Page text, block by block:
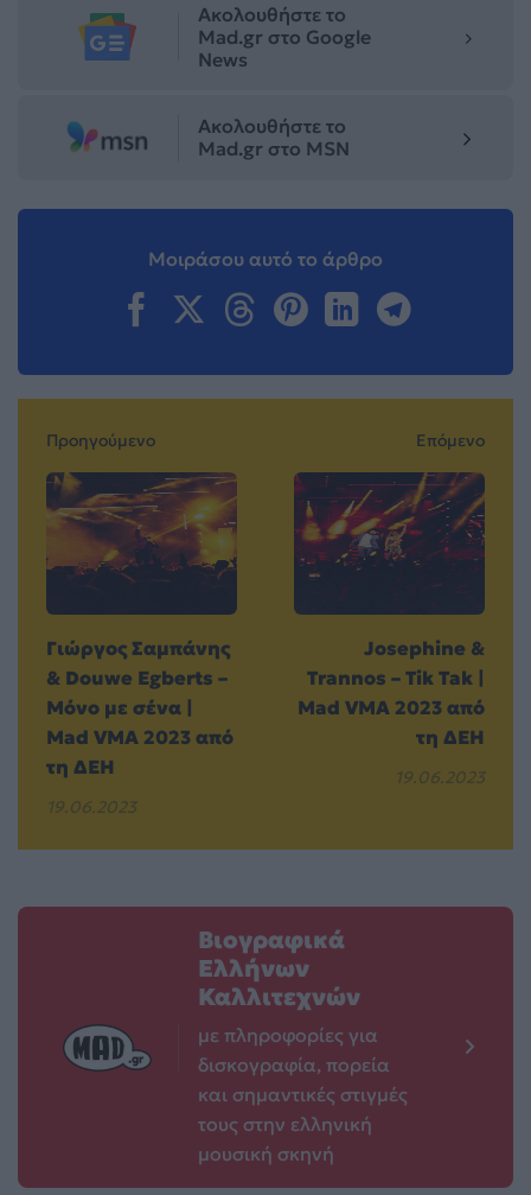
Ακολουθήστε το
Mad.gr στο Google
News
Ακολουθήστε το
Mad.gr στο MSN
Μοιράσου αυτό το άρθρο
Προηγούμενο
Γιώργος Σαμπάνης
& Douwe Egberts –
Μόνο με σένα |
Mad VMA 2023 από
τη ΔΕΗ
19.06.2023
Επόμενο
Josephine &
Trannos – Tik Tak |
Mad VMA 2023 από
τη ΔΕΗ
19.06.2023
Βιογραφικά
Ελλήνων
Καλλιτεχνών
με πληροφορίες για
δισκογραφία, πορεία
και σημαντικές στιγμές
τους στην ελληνική
μουσική σκηνή